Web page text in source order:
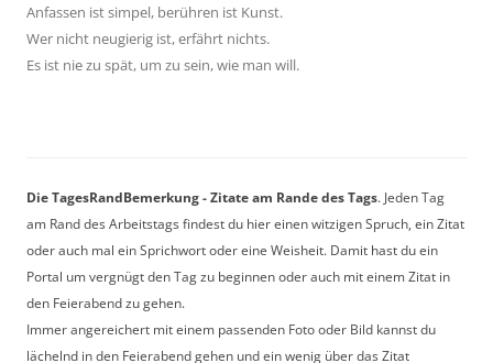
Anfassen ist simpel, berühren ist Kunst.
Wer nicht neugierig ist, erfährt nichts.
Es ist nie zu spät, um zu sein, wie man will.
Die TagesRandBemerkung - Zitate am Rande des Tags. Jeden Tag
am Rand des Arbeitstags findest du hier einen witzigen Spruch, ein Zitat
oder auch mal ein Sprichwort oder eine Weisheit. Damit hast du ein
Portal um vergnügt den Tag zu beginnen oder auch mit einem Zitat in
den Feierabend zu gehen.
Immer angereichert mit einem passenden Foto oder Bild kannst du
lächelnd in den Feierabend gehen und ein wenig über das Zitat